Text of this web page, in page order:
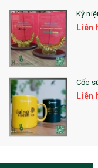
Kỷ
Liên
Cốc
Liên